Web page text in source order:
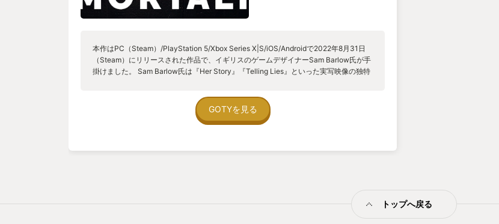
本作はPC（Steam）/PlayStation 5/Xbox Series X|S/iOS/Androidで2022年8月31日
（Steam）にリリースされた作品で、イギリスのゲームデザイナーSam Barlow氏が手
掛けました。 Sam Barlow氏は『Her Story』『Telling Lies』といった実写映像の独特
ら、キーワードを直接入力で検索して別の映像に飛び、彼女の物語を追っていく作品
で、この仕組みや精神は『IMMORTALITY』にも継承されていると思います。 本作の
優はどうなったのか、その真相を探る実写映像で構成されたアドベンチャーとなって
やすい仕組みになっています。 映像は、映画の撮影風景だけではなく、役者のインタ
GOTYを見る
トップへ戻る